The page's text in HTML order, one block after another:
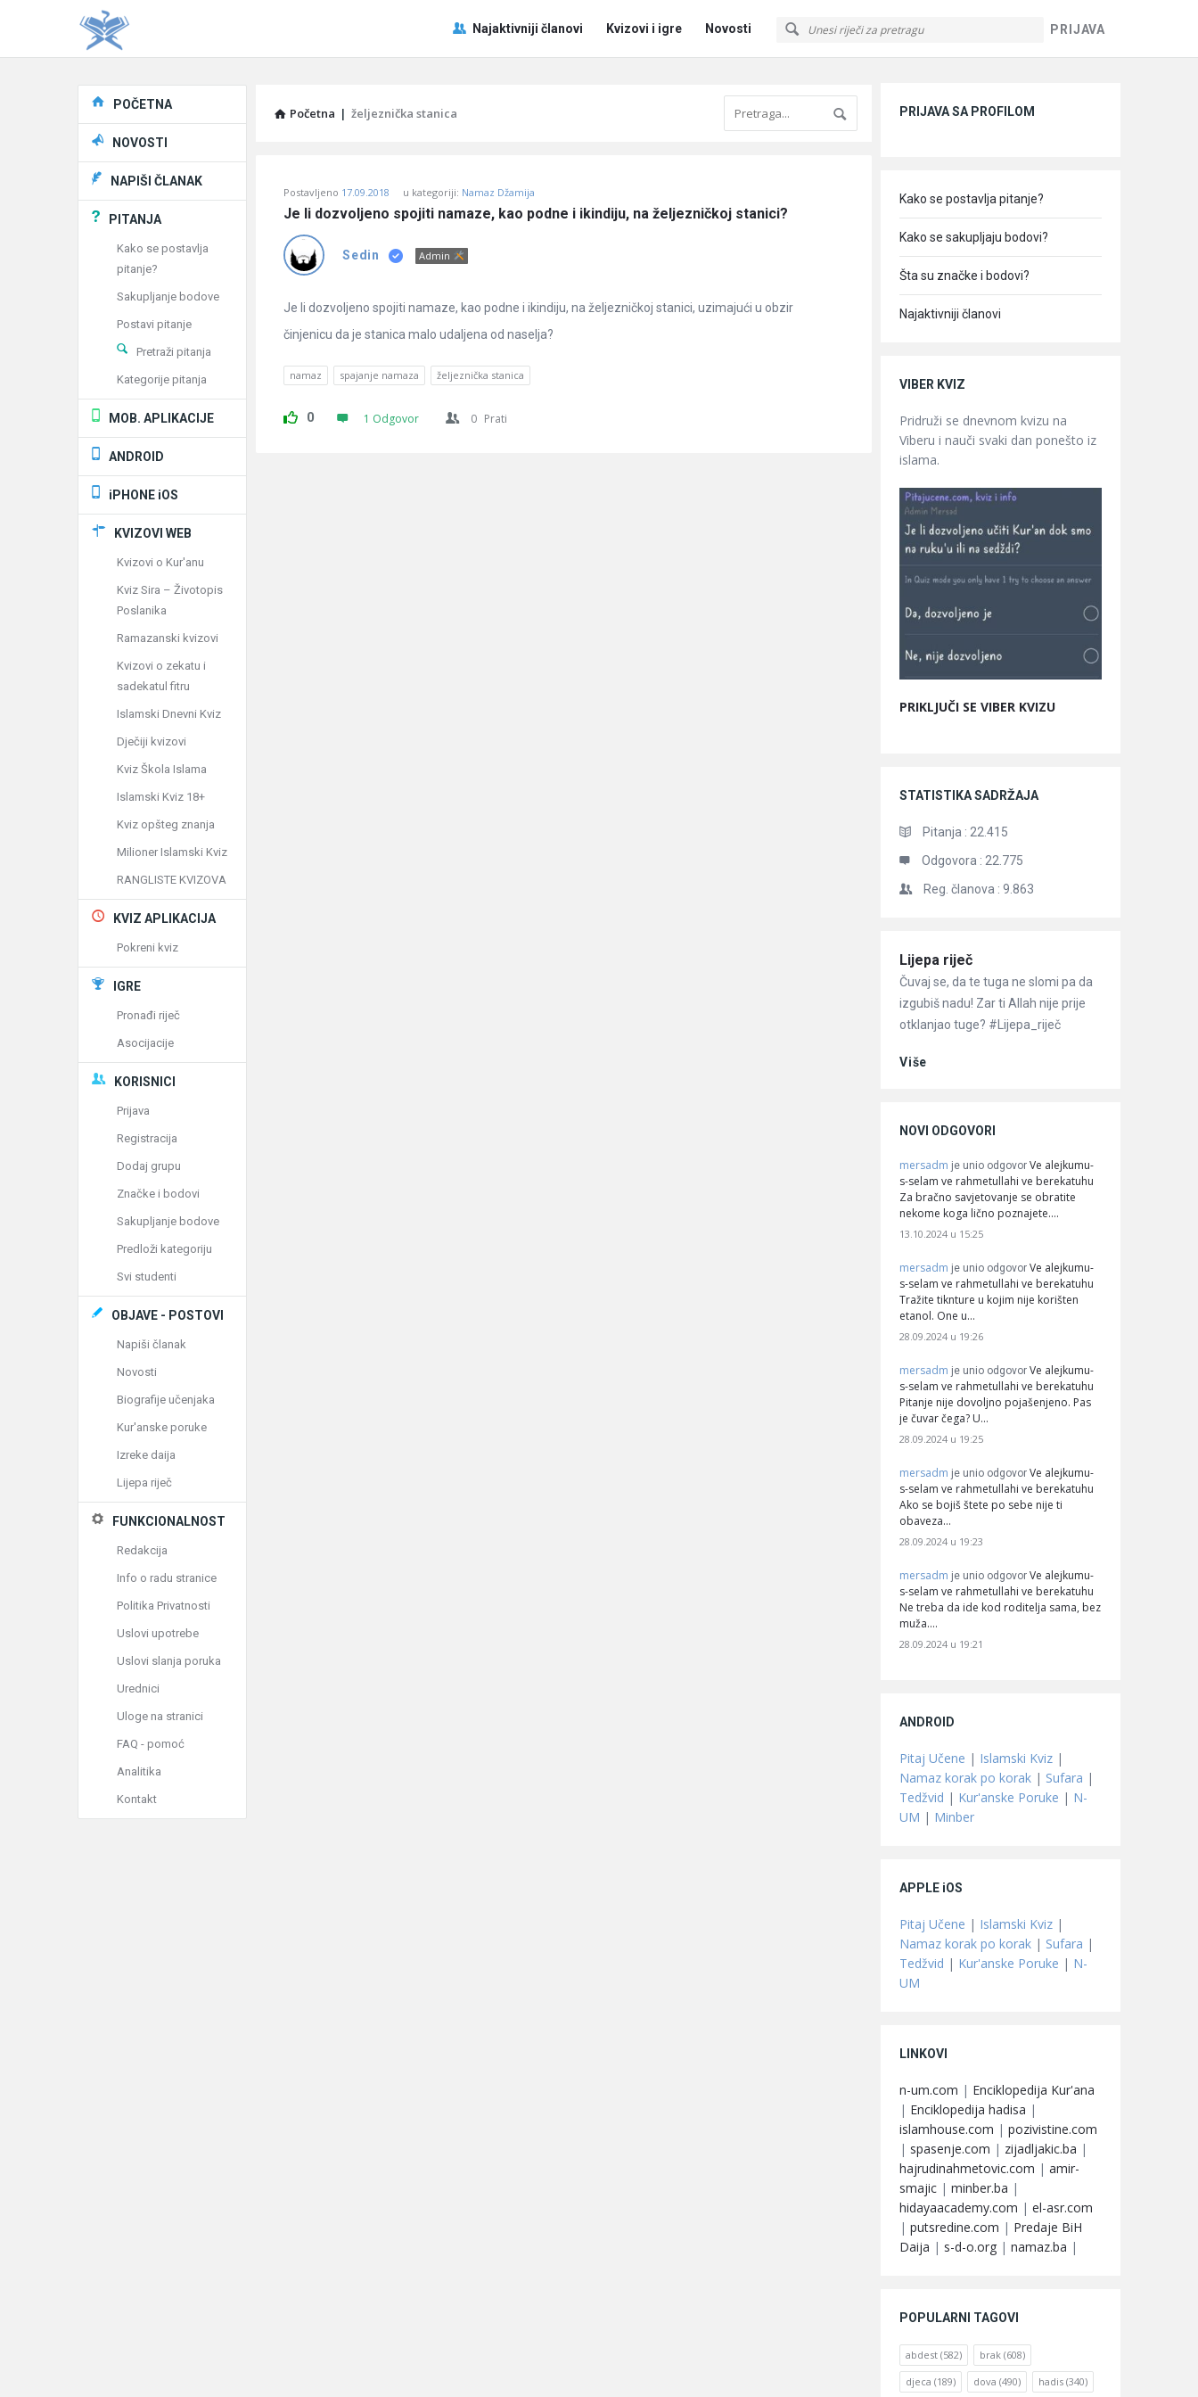
PRIJAVA
Pitaj
Učene
Navigacija
Najaktivniji članovi Kvizovi i igre Novosti
Početna | željeznička stanica
Učene
Latest
Pitanja
Postavljeno 17.09.2018 u kategoriji: Namaz Džamija
Je li dozvoljeno spojiti namaze, kao podne i ikindiju, na željezničkoj stanici?
Sedin Admin
Je li dozvoljeno spojiti namaze, kao podne i ikindiju, na željezničkoj stanici, uzimajući u obzir
činjenicu da je stanica malo udaljena od naselja?
namaz spajanje namaza željeznička stanica
0 1 Odgovor 0 Prati
PRIJAVA SA PROFILOM
Kako se postavlja pitanje?
Kako se sakupljaju bodovi?
Šta su značke i bodovi?
Najaktivniji članovi
VIBER KVIZ
Pridruži se dnevnom kvizu na
Viberu i nauči svaki dan ponešto iz
islama.
PRIKLJUČI SE VIBER KVIZU
STATISTIKA SADRŽAJA
Pitanja : 22.415
Odgovora : 22.775
Reg. članova : 9.863
Članci
Lijepa riječ
Čuvaj se, da te tuga ne slomi pa da
izgubiš nadu! Zar ti Allah nije prije
otklanjao tuge? #Lijepa_riječ
Više
NOVI ODGOVORI
mersadm je unio odgovor Ve alejkumu-
s-selam ve rahmetullahi ve berekatuhu
Za bračno savjetovanje se obratite
nekome koga lično poznajete.…
13.10.2024 u 15:25
mersadm je unio odgovor Ve alejkumu-
s-selam ve rahmetullahi ve berekatuhu
Tražite tiknture u kojim nije korišten
etanol. One u…
28.09.2024 u 19:26
mersadm je unio odgovor Ve alejkumu-
s-selam ve rahmetullahi ve berekatuhu
Pitanje nije dovoljno pojašenjeno. Pas
je čuvar čega? U…
28.09.2024 u 19:25
mersadm je unio odgovor Ve alejkumu-
s-selam ve rahmetullahi ve berekatuhu
Ako se bojiš štete po sebe nije ti
obaveza…
28.09.2024 u 19:23
mersadm je unio odgovor Ve alejkumu-
s-selam ve rahmetullahi ve berekatuhu
Ne treba da ide kod roditelja sama, bez
muža.…
28.09.2024 u 19:21
ANDROID
Pitaj Učene | Islamski Kviz |
Namaz korak po korak | Sufara |
Tedžvid | Kur'anske Poruke | N-
UM | Minber
APPLE iOS
Pitaj Učene | Islamski Kviz |
Namaz korak po korak | Sufara |
Tedžvid | Kur'anske Poruke | N-
UM
LINKOVI
n-um.com | Enciklopedija Kur'ana
| Enciklopedija hadisa |
islamhouse.com | pozivistine.com
| spasenje.com | zijadljakic.ba |
hajrudinahmetovic.com | amir-
smajic | minber.ba |
hidayaacademy.com | el-asr.com
| putsredine.com | Predaje BiH
Daija | s-d-o.org | namaz.ba |
POPULARNI TAGOVI
abdest (582) brak (608)
djeca (189) dova (490) hadis (340)
Explore
POČETNA
NOVOSTI
NAPIŠI ČLANAK
PITANJA
Kako se postavlja
pitanje?
Sakupljanje bodove
Postavi pitanje
Pretraži pitanja
Kategorije pitanja
MOB. APLIKACIJE
ANDROID
iPHONE iOS
KVIZOVI WEB
Kvizovi o Kur'anu
Kviz Sira – Životopis
Poslanika
Ramazanski kvizovi
Kvizovi o zekatu i
sadekatul fitru
Islamski Dnevni Kviz
Dječiji kvizovi
Kviz Škola Islama
Islamski Kviz 18+
Kviz opšteg znanja
Milioner Islamski Kviz
RANGLISTE KVIZOVA
KVIZ APLIKACIJA
Pokreni kviz
IGRE
Pronađi riječ
Asocijacije
KORISNICI
Prijava
Registracija
Dodaj grupu
Značke i bodovi
Sakupljanje bodove
Predloži kategoriju
Svi studenti
OBJAVE - POSTOVI
Napiši članak
Novosti
Biografije učenjaka
Kur'anske poruke
Izreke daija
Lijepa riječ
FUNKCIONALNOST
Redakcija
Info o radu stranice
Politika Privatnosti
Uslovi upotrebe
Uslovi slanja poruka
Urednici
Uloge na stranici
FAQ - pomoć
Analitika
Kontakt